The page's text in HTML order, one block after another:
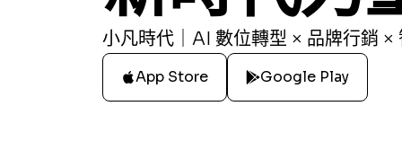
小凡時代｜AI 數位轉型 × 品牌行銷 ×
App Store Google Play